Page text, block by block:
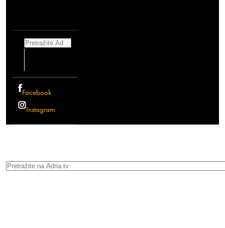
Search
Facebook
Instagram
Search